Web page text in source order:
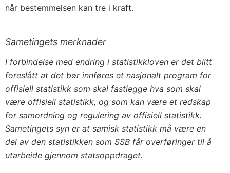
når bestemmelsen kan tre i kraft.
Sametingets merknader
I forbindelse med endring i statistikkloven er det blitt
foreslått at det bør innføres et nasjonalt program for
offisiell statistikk som skal fastlegge hva som skal
være offisiell statistikk, og som kan være et redskap
for samordning og regulering av offisiell statistikk.
Sametingets syn er at samisk statistikk må være en
del av den statistikken som SSB får overføringer til å
utarbeide gjennom statsoppdraget.